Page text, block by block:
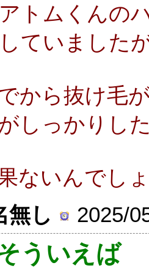
トムくんの
ていました
から抜け毛
しっかりし
ないんでし
無し
2025/
ういえば